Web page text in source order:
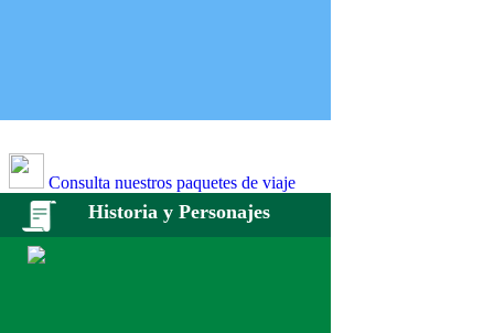
Consulta nuestros paquetes de viaje
Historia y Personajes